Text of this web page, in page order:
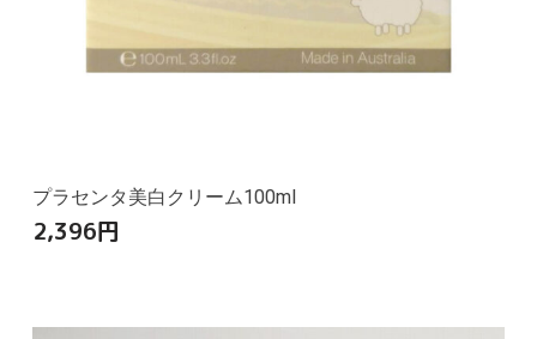
プラセンタ美白クリーム100ml
2,396円